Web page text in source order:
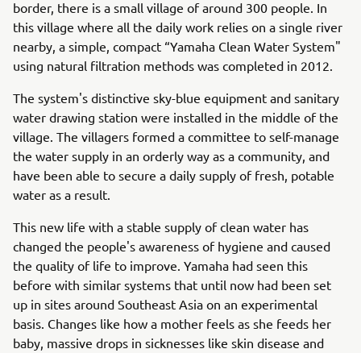
border, there is a small village of around 300 people. In
this village where all the daily work relies on a single river
nearby, a simple, compact “Yamaha Clean Water System"
using natural filtration methods was completed in 2012.
The system's distinctive sky-blue equipment and sanitary
water drawing station were installed in the middle of the
village. The villagers formed a committee to self-manage
the water supply in an orderly way as a community, and
have been able to secure a daily supply of fresh, potable
water as a result.
This new life with a stable supply of clean water has
changed the people's awareness of hygiene and caused
the quality of life to improve. Yamaha had seen this
before with similar systems that until now had been set
up in sites around Southeast Asia on an experimental
basis. Changes like how a mother feels as she feeds her
baby, massive drops in sicknesses like skin disease and